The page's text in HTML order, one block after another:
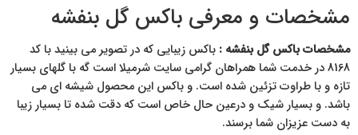
مشخصات و معرفی باکس گل بنفشه
مشخصات باکس گل بنفشه : باکس زیبایی که در تصویر می بینید با کد
8168 در خدمت شما همراهان گرامی سایت شرمیلا است گه با گلهای بسیار
تازه و با طراوت تزئین شده است. و باکس این محصول شیشه ای می
باشد. و بسیار شیک و درعین حال خاص است که دقت شده تا بسیار زیبا
به دست عزیزان شما برسند.